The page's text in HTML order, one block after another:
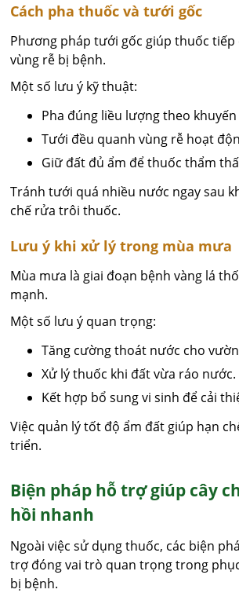
Cách pha thuốc và tưới gốc
Phương pháp tưới gốc giúp thuốc
vùng rễ bị bệnh.
Một số lưu ý kỹ thuật:
Pha đúng liều lượng theo khuyến
Tưới đều quanh vùng rễ hoạt
Giữ đất đủ ẩm để thuốc thẩm
Tránh tưới quá nhiều nước ngay sau
chế rửa trôi thuốc.
Lưu ý khi xử lý trong mùa mưa
Mùa mưa là giai đoạn bệnh vàng lá
mạnh.
Một số lưu ý quan trọng:
Tăng cường thoát nước cho
Xử lý thuốc khi đất vừa ráo nước.
Kết hợp bổ sung vi sinh để cải
Việc quản lý tốt độ ẩm đất giúp hạn
triển.
Biện pháp hỗ trợ giúp cây
hồi nhanh
Ngoài việc sử dụng thuốc, các biện
trợ đóng vai trò quan trọng trong
bị bệnh.